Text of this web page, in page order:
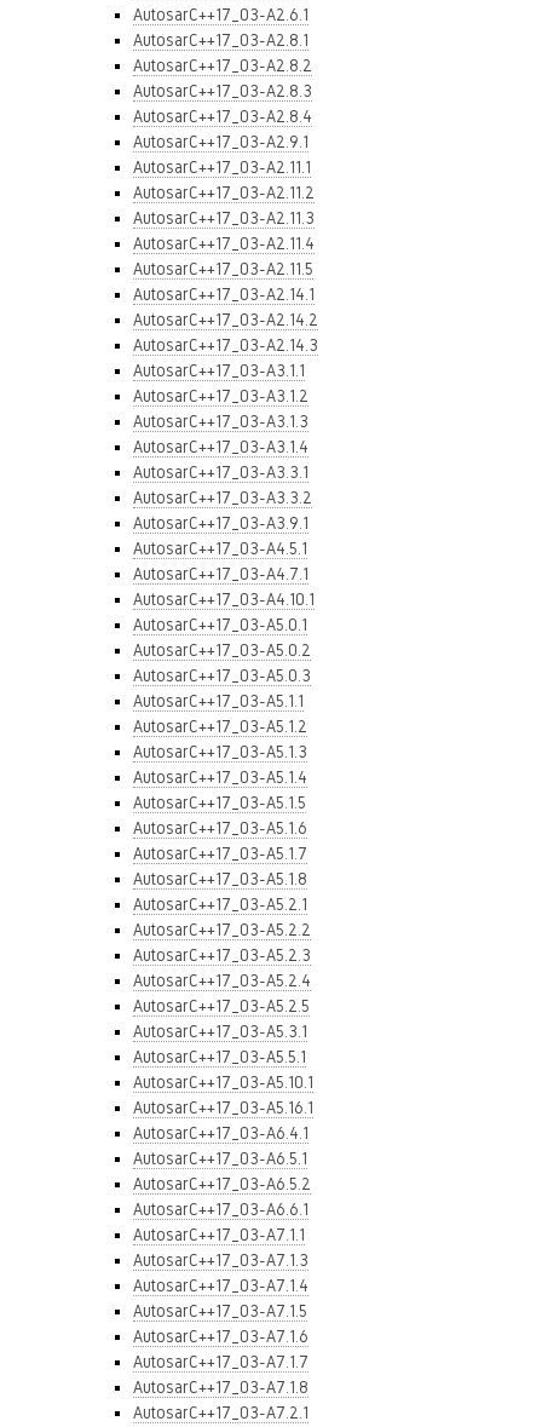
AutosarC++17_03-A2.6.1
AutosarC++17_03-A2.8.1
AutosarC++17_03-A2.8.2
AutosarC++17_03-A2.8.3
AutosarC++17_03-A2.8.4
AutosarC++17_03-A2.9.1
AutosarC++17_03-A2.11.1
AutosarC++17_03-A2.11.2
AutosarC++17_03-A2.11.3
AutosarC++17_03-A2.11.4
AutosarC++17_03-A2.11.5
AutosarC++17_03-A2.14.1
AutosarC++17_03-A2.14.2
AutosarC++17_03-A2.14.3
AutosarC++17_03-A3.1.1
AutosarC++17_03-A3.1.2
AutosarC++17_03-A3.1.3
AutosarC++17_03-A3.1.4
AutosarC++17_03-A3.3.1
AutosarC++17_03-A3.3.2
AutosarC++17_03-A3.9.1
AutosarC++17_03-A4.5.1
AutosarC++17_03-A4.7.1
AutosarC++17_03-A4.10.1
AutosarC++17_03-A5.0.1
AutosarC++17_03-A5.0.2
AutosarC++17_03-A5.0.3
AutosarC++17_03-A5.1.1
AutosarC++17_03-A5.1.2
AutosarC++17_03-A5.1.3
AutosarC++17_03-A5.1.4
AutosarC++17_03-A5.1.5
AutosarC++17_03-A5.1.6
AutosarC++17_03-A5.1.7
AutosarC++17_03-A5.1.8
AutosarC++17_03-A5.2.1
AutosarC++17_03-A5.2.2
AutosarC++17_03-A5.2.3
AutosarC++17_03-A5.2.4
AutosarC++17_03-A5.2.5
AutosarC++17_03-A5.3.1
AutosarC++17_03-A5.5.1
AutosarC++17_03-A5.10.1
AutosarC++17_03-A5.16.1
AutosarC++17_03-A6.4.1
AutosarC++17_03-A6.5.1
AutosarC++17_03-A6.5.2
AutosarC++17_03-A6.6.1
AutosarC++17_03-A7.1.1
AutosarC++17_03-A7.1.3
AutosarC++17_03-A7.1.4
AutosarC++17_03-A7.1.5
AutosarC++17_03-A7.1.6
AutosarC++17_03-A7.1.7
AutosarC++17_03-A7.1.8
AutosarC++17_03-A7.2.1